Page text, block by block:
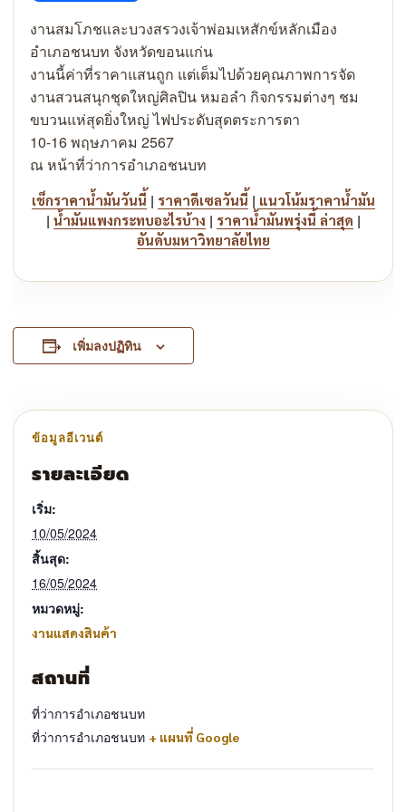
งานสมโภชและบวงสรวงเจ้าพ่อมเหสักข์หลักเมือง
อำเภอชนบท จังหวัดขอนแก่น
งานนี้ค่าที่ราคาแสนถูก แต่เต็มไปด้วยคุณภาพการจัด
งานสวนสนุกชุดใหญ่ศิลปิน หมอลำ กิจกรรมต่างๆ ชม
ขบวนแห่สุดยิ่งใหญ่ ไฟประดับสุดตระการตา
10-16 พฤษภาคม 2567
ณ หน้าที่ว่าการอำเภอชนบท
เช็กราคาน้ำมันวันนี้ | ราคาดีเซลวันนี้ | แนวโน้มราคาน้ำมัน
| น้ำมันแพงกระทบอะไรบ้าง | ราคาน้ำมันพรุ่งนี้ ล่าสุด |
อันดับมหาวิทยาลัยไทย
เพิ่มลงปฏิทิน
รายละเอียด
เริ่ม:
10/05/2024
สิ้นสุด:
16/05/2024
หมวดหมู่:
งานแสดงสินค้า
สถานที่
ที่ว่าการอำเภอชนบท
ที่ว่าการอำเภอชนบท + แผนที่ Google